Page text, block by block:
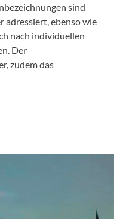
sind
adressiert, ebenso wie
nach individuellen
Der
zudem das